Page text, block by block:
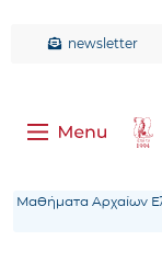
newsletter
Μαθήματα Αρχαίων